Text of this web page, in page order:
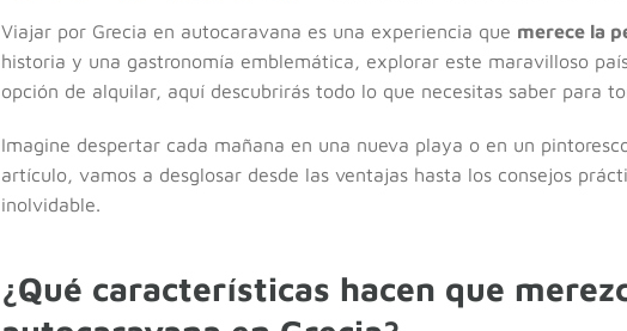
Viajar por Grecia en autocaravana es una experiencia que merece la
historia y una gastronomía emblemática, explorar este maravilloso
opción de alquilar, aquí descubrirás todo lo que necesitas saber para
Imagine despertar cada mañana en una nueva playa o en un
artículo, vamos a desglosar desde las ventajas hasta los consejos
inolvidable.
¿Qué características hacen que